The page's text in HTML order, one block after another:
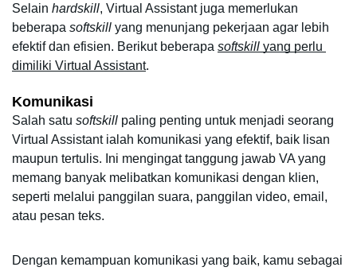
Selain hardskill, Virtual Assistant juga memerlukan
beberapa softskill yang menunjang pekerjaan agar lebih
efektif dan efisien. Berikut beberapa softskill yang perlu
dimiliki Virtual Assistant.
Komunikasi
Salah satu softskill paling penting untuk menjadi seorang
Virtual Assistant ialah komunikasi yang efektif, baik lisan
maupun tertulis. Ini mengingat tanggung jawab VA yang
memang banyak melibatkan komunikasi dengan klien,
seperti melalui panggilan suara, panggilan video, email,
atau pesan teks.
Dengan kemampuan komunikasi yang baik, kamu sebagai